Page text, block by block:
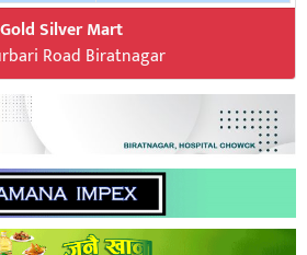
Gold Silver Mart
Road Biratnagar